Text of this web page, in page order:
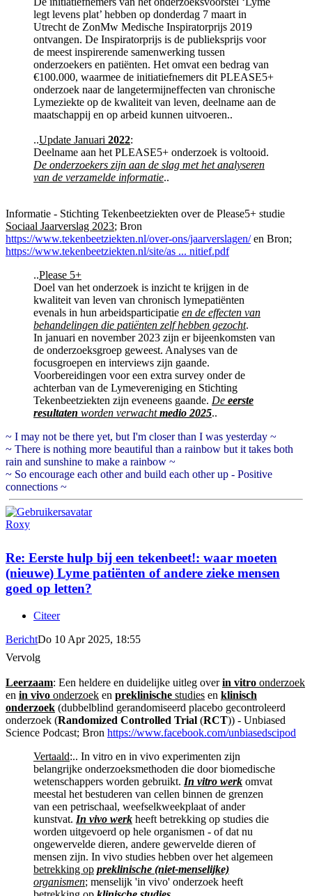
legt levens plat’ hebben op donderdag 7 maart in
Utrecht de ZonMw Medische Inspiratorprijs 2019
ontvangen. De Inspiratorprijs is de publieksprijs voor
de meest inspirerende samenwerking tussen
onderzoekers en patiënten. Het omvat een bedrag van
€100.000, waarmee de initiatiefnemers dit PLEASE5+
onderzoek naar de langetermijneffecten van chronische
Lymeziekte op de kwaliteit van leven, deelname aan de
maatschappij en op arbeid kunnen uitvoeren..
..Update Januari 2022:
Deelname aan het PLEASE5+ onderzoek is voltooid.
De onderzoekers zijn aan de slag met het analyseren
van de verzamelde informatie..
Informatie - Stichting Tekenbeetziekten over de Please5+ studie
Sociaal Jaarverslag 2023; Bron
https://www.tekenbeetziekten.nl/over-ons/jaarverslagen/en Bron;
https://www.tekenbeetziekten.nl/site/as ... nitief.pdf
..Please 5+
Doel van het onderzoek is inzicht te krijgen in de
kwaliteit van leven van chronisch lymepatiënten
evenals in hun arbeidsparticipatie en de effecten van
behandelingen die patiënten zelf hebben gezocht.
In januari en november 2023 zijn er bijeenkomsten van
de onderzoeksgroep geweest. Analyses van de
focusgroepen en interviews zijn gaande.
Voorbereidingen voor een extra survey onder de
achterban van de Lymevereniging en Stichting
Tekenbeetziekten zijn eveneens gaande. De eerste
resultaten worden verwachtmedio 2025..
~ I may not be there yet, but I'm closer than I was yesterday ~
~ There is nothing more beautiful than a rainbow but it takes both
rain and sunshine to make a rainbow ~
~ So encourage each other and build each other up - Positive
connections ~
Roxy
Re: Eerste hulp bij een tekenbeet!: waar moeten
(nieuwe) Lyme patiënten of andere zieke mensen
goed op letten?
Citeer
BerichtDo 10 Apr 2025, 18:55
Vervolg
Leerzaam: Een heldere en duidelijke uitleg overin vitro onderzoek
en in vivo onderzoek en preklinische studies en klinisch
onderzoek (dubbelblind gerandomiseerd placebo gecontroleerd
onderzoek (Randomized Controlled Trial (RCT)) - Unbiased
Science Podcast; Bron https://www.facebook.com/unbiasedscipod
Vertaald:.. In vitro en in vivo experimenten zijn
belangrijke onderzoeksmethoden die door biomedische
wetenschappers worden gebruikt. In vitro werk omvat
meestal het bestuderen van cellen binnen de grenzen
van een petrischaal, weefselkweekplaat of ander
kunstvat. In vivo werk heeft betrekking op studies die
worden uitgevoerd op hele organismen - of dat nu
ongewervelde dieren, andere gewervelde dieren of
mensen zijn. In vivo studies hebben over het algemeen
betrekking op preklinische (niet-menselijke)
organismen; menselijk 'in vivo' onderzoek heeft